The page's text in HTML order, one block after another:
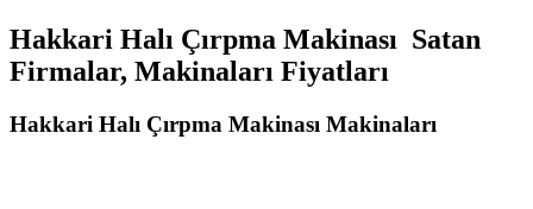
Hakkari Halı Çırpma Makinası Satan
Firmalar, Makinaları Fiyatları
Hakkari Halı Çırpma Makinası Makinaları